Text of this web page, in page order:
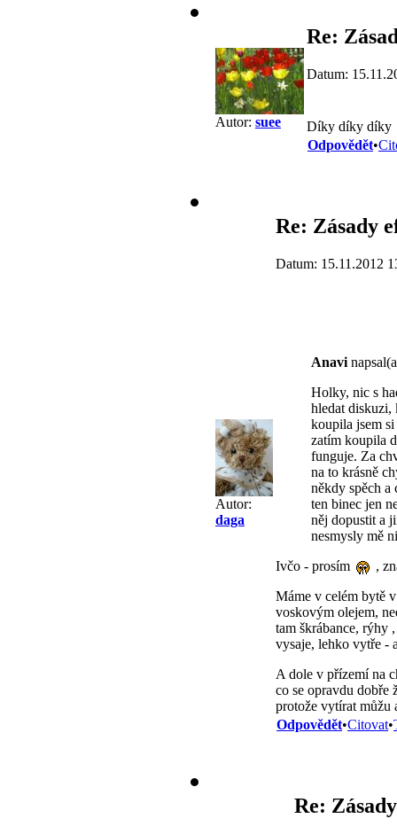
Autor: suee
Re:
Datum:
Díky díky díky
Odpovědět•
Autor:
daga
Re: Zásady
Datum: 15.11.2012
Anavi
Holky, nic s
hledat diskuzi,
koupila jsem
zatím koupila
funguje. Za
na to krásně
někdy spěch a
ten binec jen
něj dopustit a
nesmysly mě
Ivčo - prosím
,
Máme v celém bytě
voskovým olejem,
tam škrábance, rýhy
vysaje, lehko vytře -
A dole v přízemí na
co se opravdu dobře
protože vytírat můžu
Odpovědět•Citovat•
Re: